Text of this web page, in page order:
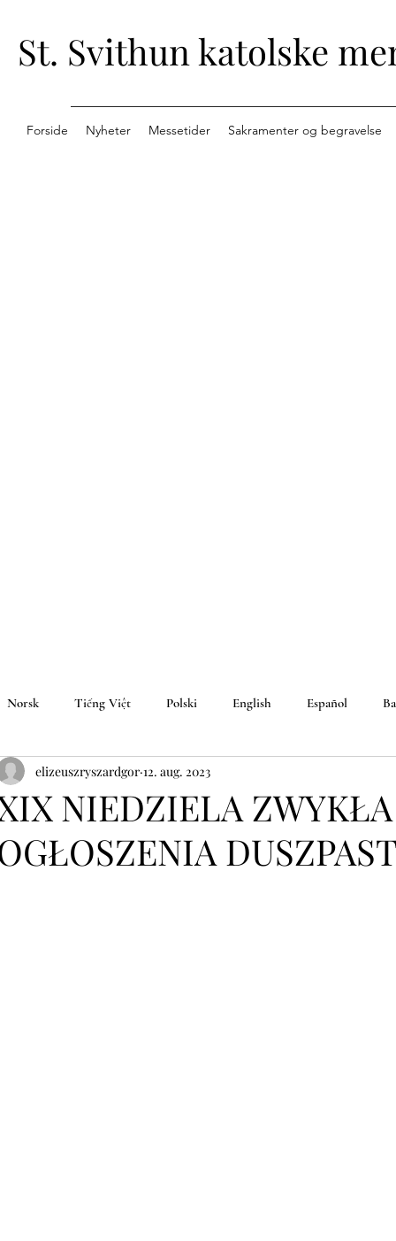
St. Svithun katolske
Forside Nyheter Messetider Sakramenter og begravelse
Norsk Tiếng Việt Polski English Español
NIEDZIELA ZWYKŁA
elizeuszryszardgor 12. aug. 2023